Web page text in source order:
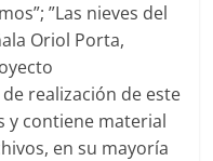
”Las nieves del
Oriol Porta,
realización de este
y contiene material
en su mayoría